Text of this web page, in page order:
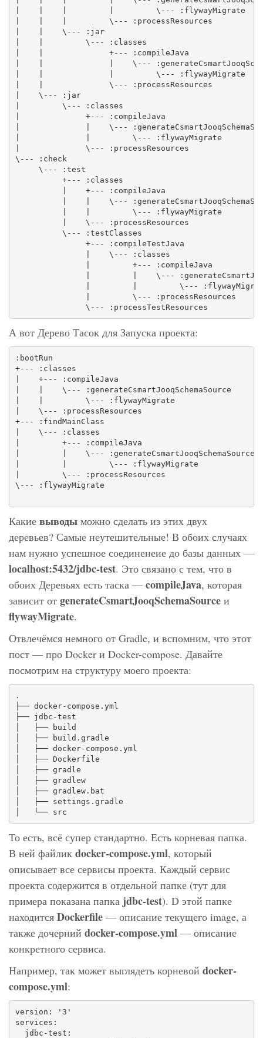
|    |    |         |         \--- :flywayMigrate
|    |    |         \--- :processResources
|    |    \--- :jar
|    |         \--- :classes
|    |              +--- :compileJava
|    |              |    \---
|    |              |         \--- :flywayMigrate
|    |              \--- :processResources
|    \--- :jar
|         \--- :classes
|              +--- :compileJava
|              |    \---
|              |         \--- :flywayMigrate
|              \--- :processResources
\--- :check
     \--- :test
          +--- :classes
          |    +--- :compileJava
|    |    \---
          |    |         \--- :flywayMigrate
          |    \--- :processResources
          \--- :testClasses
               +--- :compileTestJava
               |    \--- :classes
               |         +--- :compileJava
|         |    \---
|         |         \---
               |         \--- :processResources
А вот Дерево Тасок для Запуска проекта:
:bootRun
+--- :classes
|    +--- :compileJava
|    |    \--- :generateCsmartJooqSchemaSource
|    |         \--- :flywayMigrate
|    \--- :processResources
+--- :findMainClass
|    \--- :classes
|         +--- :compileJava
|         |    \--- :generateCsmartJooqSchemaSource
|         |         \--- :flywayMigrate
|         \--- :processResources
\--- :flywayMigrate
Какие выводы можно сделать из этих двух
деревьев? Самые неутешительные! В обоих случаях
нам нужно успешное соединенеие до базы данных —
localhost:5432/jdbc-test. Это связано с тем, что в
обоих Деревьях есть таска — compileJava, которая
зависит от generateCsmartJooqSchemaSource и
flywayMigrate.
Отвлечёмся немного от Gradle, и вспомним, что этот
пост — про Docker и Docker-compose. Давайте
посмотрим на структуру моего проекта:
.
├── docker-compose.yml
├── jdbc-test
│   ├── build
│   ├── build.gradle
│   ├── docker-compose.yml
│   ├── Dockerfile
│   ├── gradle
│   ├── gradlew
│   ├── gradlew.bat
│   ├── settings.gradle
│   └── src
То есть, всё супер стандартно. Есть корневая папка.
В ней файлик docker-compose.yml, который
описывает все сервисы проекта. Каждый сервис
проекта содержится в отдельной папке (тут для
примера показана папка jdbc-test). D этой папке
находится Dockerfile — описание текущего image, а
также дочерний docker-compose.yml — описание
конкретного сервиса.
Например, так может выглядеть корневой docker-
compose.yml:
version: '3'
services:
  jdbc-test: